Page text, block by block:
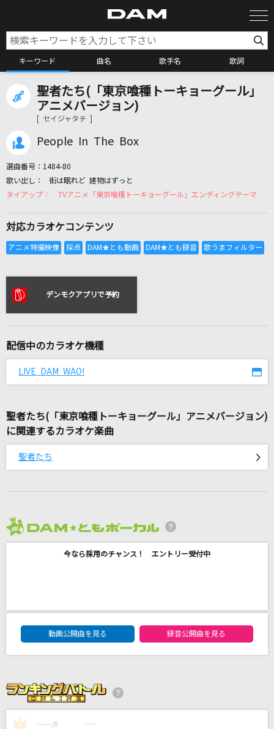
キーワード 曲名 歌手名 歌詞
カラオケ検索
カラオケ店舗検索
カラオケリクエスト
リアルタイムで歌われている曲の一覧
だから僕は音楽を辞めた
ヨルシカ
眠る時にあなたの声を
Anna
ゴミ人間、俺
BLUE SKY COMPLEX
hide
back number
最高到達点(ONE PIECEアニメバージョン)
CUTIE STREETメドレー
今日の日はさようなら
聖者たち(「東京喰種トーキョーグール」
アニメバージョン)
[ セイジャタチ ]
People In The Box
選曲番号： 1484-80
街は眠れど 建物はずっと
TVアニメ「東京喰種トーキョーグール」エンディングテーマ
対応カラオケコンテンツ
デンモクアプリで予約
配信中のカラオケ機種
LIVE DAM WAO!
聖者たち(「東京喰種トーキョーグール」アニメバージョン)
に関連するカラオケ楽曲
聖者たち
今なら採用のチャンス！ エントリー受付中
DAM★ともボーカルエントリーランキング
動画公開曲を見る
録音公開曲を見る
1 ---- 点 ----